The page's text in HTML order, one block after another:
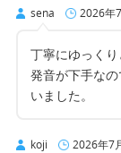
sena 2026年
丁寧にゆっく
発音が下手な
いました。
koji 2026年7